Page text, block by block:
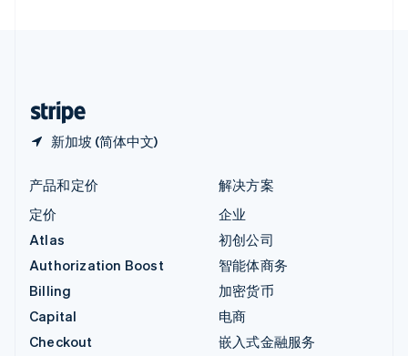
新加坡 (简体中文)
产品和定价
定价
Atlas
Authorization Boost
Billing
Capital
Checkout
解决方案
企业
初创公司
智能体商务
加密货币
电商
嵌入式金融服务